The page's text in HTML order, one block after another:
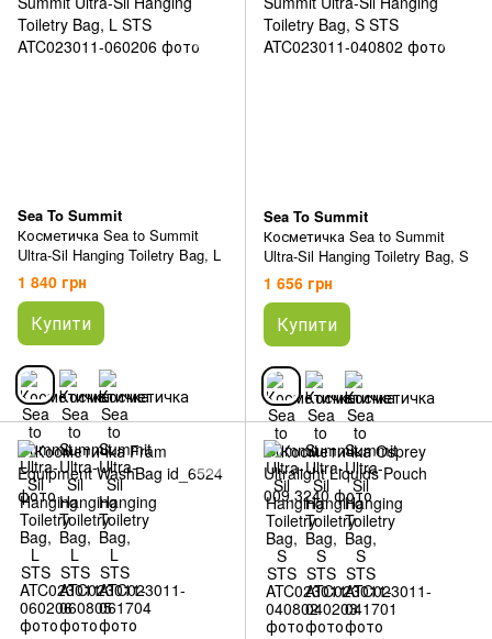
Sea To Summit
Косметичка Sea to Summit
Ultra-Sil Hanging Toiletry Bag, L
1 840 грн
Купити
Sea To Summit
Косметичка Sea to Summit
Ultra-Sil Hanging Toiletry Bag, S
1 656 грн
Купити